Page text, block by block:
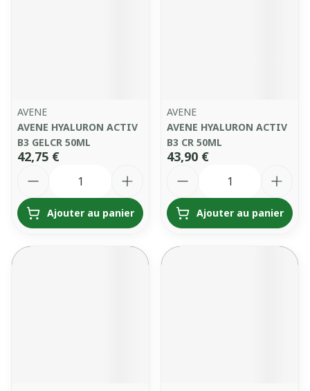
AVENE
AVENE HYALURON ACTIV
B3 GELCR 50ML
42,75 €
Ajouter au panier
AVENE
AVENE HYALURON ACTIV
B3 CR 50ML
43,90 €
Ajouter au panier